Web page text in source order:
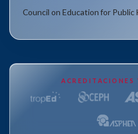
Council on Education for Public
ACREDITACIONES